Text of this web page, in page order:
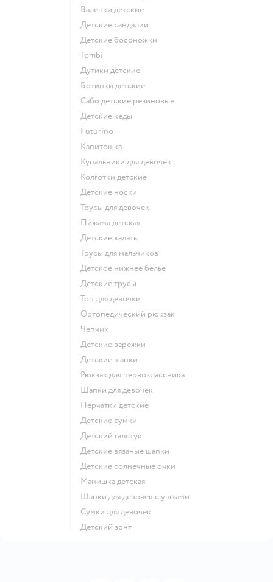
Валенки детские
Детские сандалии
Детские босоножки
Tombi
Дутики детские
Ботинки детские
Сабо детские резиновые
Детские кеды
Futurino
Капитошка
Купальники для девочек
Колготки детские
Детские носки
Трусы для девочек
Пижама детская
Детские халаты
Трусы для мальчиков
Детское нижнее белье
Детские трусы
Топ для девочки
Ортопедический рюкзак
Чепчик
Детские варежки
Детские шапки
Рюкзак для первоклассника
Шапки для девочек
Перчатки детские
Детские сумки
Детский галстук
Детские вязаные шапки
Детские солнечные очки
Манишка детская
Шапки для девочек с ушками
Сумки для девочек
Детский зонт